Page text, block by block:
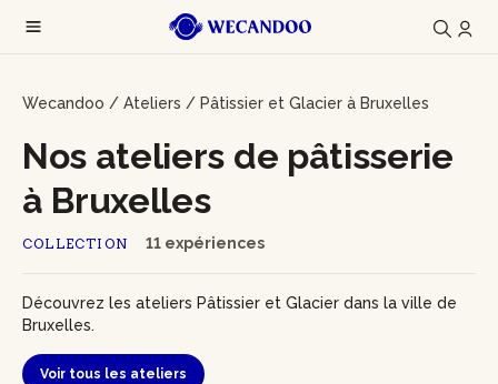
Wecandoo / Ateliers / Pâtissier et Glacier à Bruxelles
COLLECTION 11 expériences
Nos ateliers de pâtisserie
à Bruxelles
Découvrez les ateliers Pâtissier et Glacier dans la ville de
Bruxelles.
Voir tous les ateliers